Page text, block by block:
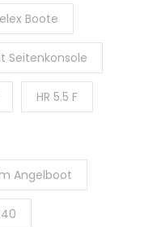
Boote
Seitenkonsole
HR 5.5 F
Angelboot